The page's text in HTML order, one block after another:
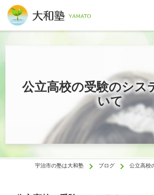
公立高校の受験のシス
いて
宇治市の塾は大和塾 ブログ 公立高校